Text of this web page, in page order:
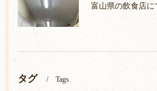
タグ Tags